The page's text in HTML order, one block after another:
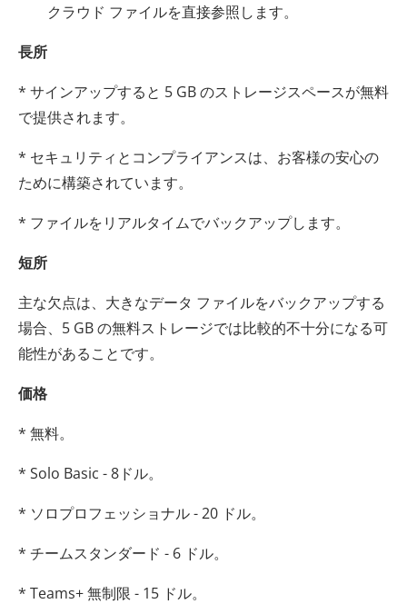
クラウド ファイルを直接参照します。
長所
* サインアップすると 5 GB のストレージスペースが無料
で提供されます。
* セキュリティとコンプライアンスは、お客様の安心の
ために構築されています。
* ファイルをリアルタイムでバックアップします。
短所
主な欠点は、大きなデータ ファイルをバックアップする
場合、5 GB の無料ストレージでは比較的不十分になる可
能性があることです。
価格
* 無料。
* Solo Basic - 8ドル。
* ソロプロフェッショナル - 20 ドル。
* チームスタンダード - 6 ドル。
* Teams+ 無制限 - 15 ドル。